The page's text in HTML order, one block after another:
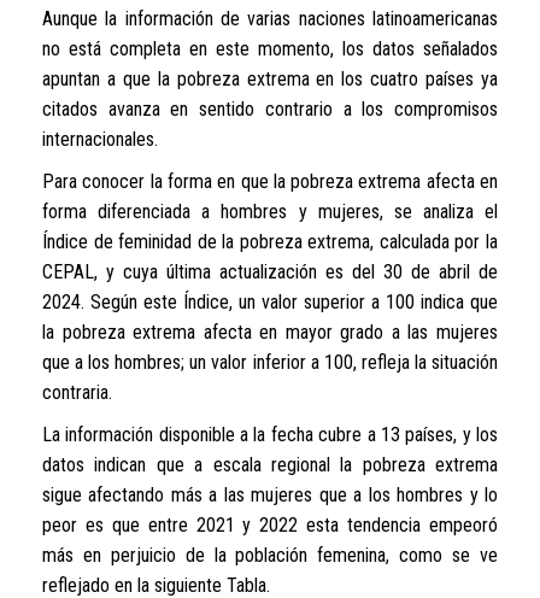
Aunque la información de varias naciones latinoamericanas
no está completa en este momento, los datos señalados
apuntan a que la pobreza extrema en los cuatro países ya
citados avanza en sentido contrario a los compromisos
internacionales.
Para conocer la forma en que la pobreza extrema afecta en
forma diferenciada a hombres y mujeres, se analiza el
Índice de feminidad de la pobreza extrema, calculada por la
CEPAL, y cuya última actualización es del 30 de abril de
2024. Según este Índice, un valor superior a 100 indica que
la pobreza extrema afecta en mayor grado a las mujeres
que a los hombres; un valor inferior a 100, refleja la situación
contraria.
La información disponible a la fecha cubre a 13 países, y los
datos indican que a escala regional la pobreza extrema
sigue afectando más a las mujeres que a los hombres y lo
peor es que entre 2021 y 2022 esta tendencia empeoró
más en perjuicio de la población femenina, como se ve
reflejado en la siguiente Tabla.